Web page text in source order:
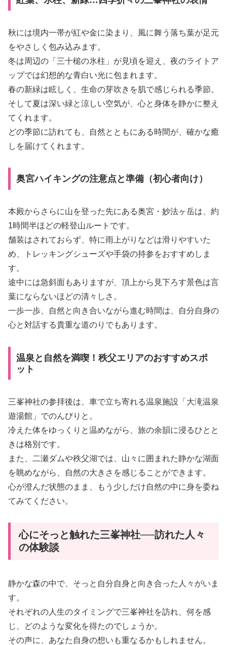
秋には境内一帯が紅や金に染まり、風に舞う落ち葉が足元
をやさしく包み込みます。
冬は周辺の「三十槌の氷柱」が見頃を迎え、夜のライトア
ップでは幻想的な青白い光に包まれます。
春の新緑は眩しく、生命の芽吹きを肌で感じられる季節。
そして夏は深い緑と涼しい空気が、心と身体を静かに整え
てくれます。
どの季節に訪れても、自然とともにある時間が、確かな癒
しを届けてくれます。
奥宮ハイキングの注意点と準備（初心者向け）
本殿からさらに山を登った先にある奥宮・妙法ヶ岳は、約
1時間半ほどの軽登山ルートです。
舗装はされておらず、特に雨上がりなどは滑りやすいた
め、トレッキングシューズや手袋の持参をおすすめしま
す。
途中には急斜面もありますが、頂上から見下ろす景色は言
葉にならないほどの清々しさ。
一歩一歩、自然と向き合いながら進む時間は、自分自身の
心と対話する貴重な道のりでもあります。
温泉と自然を満喫！秩父エリアのおすすめスポ
ット
三峯神社の参拝後は、車で立ち寄れる温泉施設「大滝温泉
遊湯館」でのんびりと。
冷えた体をゆっくりと温めながら、旅の余韻に浸るひとと
きは格別です。
また、二瀬ダムや秩父湖では、山々に囲まれた静かな湖面
を眺めながら、自然の大きさを感じることができます。
心が澄んだ状態のまま、もう少しだけ自然の中に身を委ね
てみてください。
心にそっと触れた三峯神社──訪れた人々
の体験談
静かな森の中で、そっと自分自身と向き合った人々がいま
す。
それぞれの人生のタイミングで三峯神社を訪れ、何を感
じ、どのような変化を得たのでしょうか。
その声に、あなた自身の想いも重なるかもしれません。